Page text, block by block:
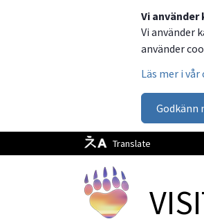
Vi använder
Vi använder
använder
Läs mer i
Godkänn
Translate